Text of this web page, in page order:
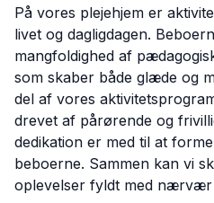
På vores plejehjem er
livet og dagligdagen.
mangfoldighed af
som skaber både glæde og
del af vores
drevet af pårørende og
dedikation er med til at
beboerne. Sammen kan vi
oplevelser fyldt med